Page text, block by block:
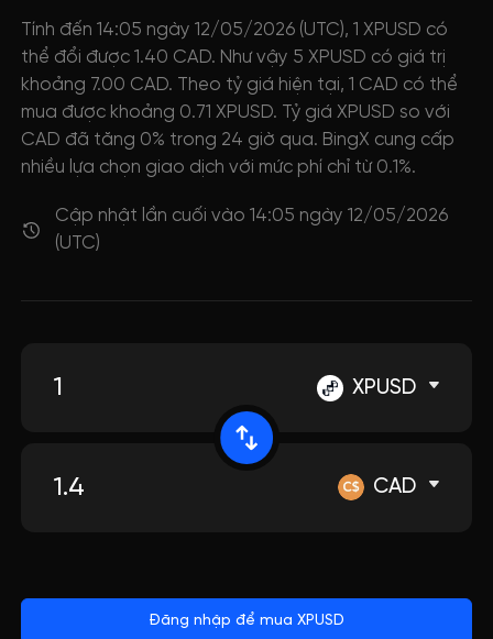
Tính đến 14:05 ngày 12/05/2026 (UTC), 1 XPUSD có
thể đổi được 1.40 CAD. Như vậy 5 XPUSD có giá trị
khoảng 7.00 CAD. Theo tỷ giá hiện tại, 1 CAD có thể
mua được khoảng 0.71 XPUSD. Tỷ giá XPUSD so với
CAD đã tăng 0% trong 24 giờ qua. BingX cung cấp
nhiều lựa chọn giao dịch với mức phí chỉ từ 0.1%.
Cập nhật lần cuối vào 14:05 ngày 12/05/2026
(UTC)
XPUSD
CAD
Đăng nhập để mua XPUSD